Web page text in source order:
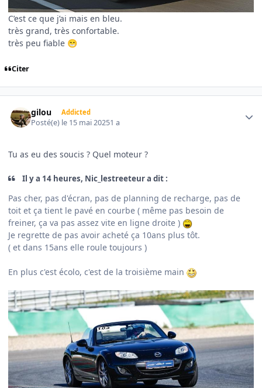
C’est ce que j’ai mais en bleu.
très grand, très confortable.
très peu fiable 😁
Citer
gilou Addicted
Posté(e) le 15 mai 20251 a
Tu as eu des soucis ? Quel moteur ?
Il y a 14 heures, Nic_lestreeteur a dit :
Pas cher, pas d'écran, pas de planning de recharge, pas de
toit et ça tient le pavé en courbe ( même pas besoin de
freiner, ça va pas assez vite en ligne droite )
Je regrette de pas avoir acheté ça 10ans plus tôt.
( et dans 15ans elle roule toujours )
En plus c'est écolo, c'est de la troisième main